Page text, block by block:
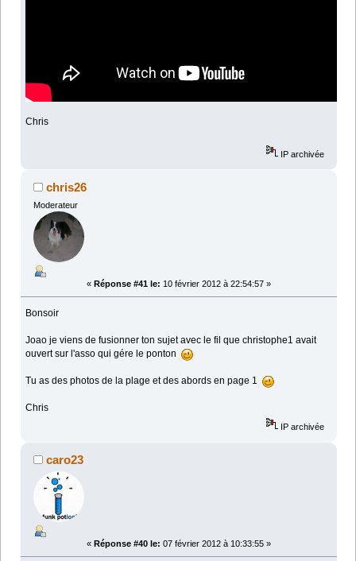
Chris
IP archivée
chris26
Moderateur
« Réponse #41 le: 10 février 2012 à 22:54:57 »
Bonsoir
Joao je viens de fusionner ton sujet avec le fil que christophe1 avait
ouvert sur l'asso qui gére le ponton
Tu as des photos de la plage et des abords en page 1
Chris
IP archivée
caro23
« Réponse #40 le: 07 février 2012 à 10:33:55 »